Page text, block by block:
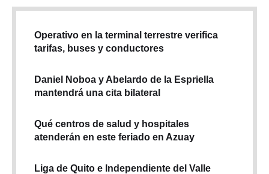
Operativo en la terminal terrestre verifica
tarifas, buses y conductores
Daniel Noboa y Abelardo de la Espriella
mantendrá una cita bilateral
Qué centros de salud y hospitales
atenderán en este feriado en Azuay
Liga de Quito e Independiente del Valle